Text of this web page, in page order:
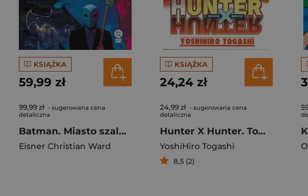
KSIĄŻKA
59,99 zł
99,99 zł - sugerowana cena
detaliczna
Batman. Miasto szaleństwa
Eisner Christian Ward
KSIĄŻKA
24,24 zł
24,99 zł - sugerowana cena
detaliczna
Hunter X Hunter. Tom 26
YoshiHiro Togashi
8,5 (2)